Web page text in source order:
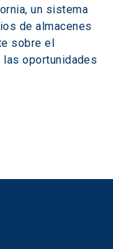
un sistema
de almacenes
sobre el
oportunidades